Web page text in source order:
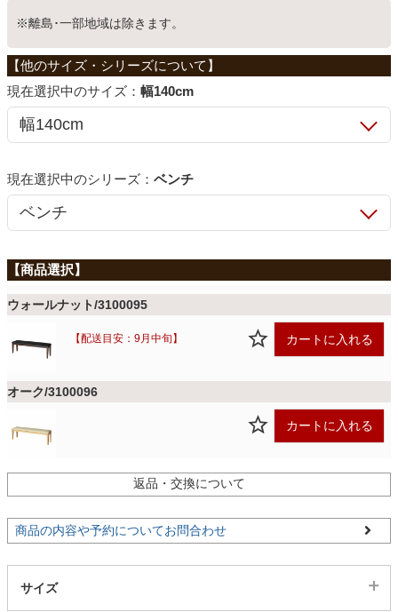
こたつ
ファブリック
カーテン
マット
キッチン用品
※離島･一部地域は除きます。
サイズ： 幅140cm
シリーズ： ベンチ
ウォールナット/3100095
【配送目安：9月中旬】 カートに入れる
オーク/3100096
カートに入れる
返品・交換について
商品の内容や予約についてお問合わせ
サイズ